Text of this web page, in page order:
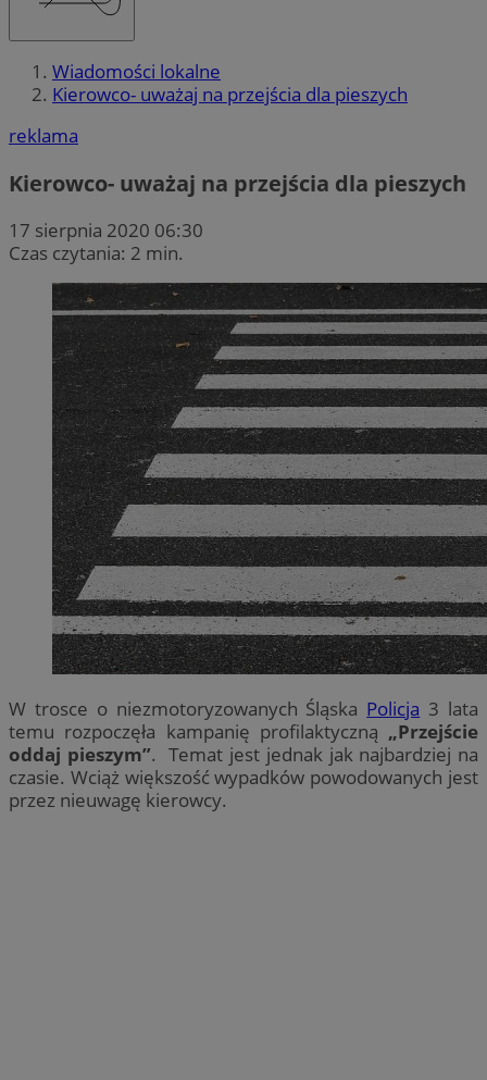
Wiadomości lokalne
Kierowco- uważaj na przejścia dla pieszych
reklama
Kierowco- uważaj na przejścia dla pieszych
17 sierpnia 2020 06:30
Czas czytania: 2 min.
W trosce o niezmotoryzowanych Śląska Policja 3 lata
temu rozpoczęła kampanię profilaktyczną „Przejście
oddaj pieszym”. Temat jest jednak jak najbardziej na
czasie. Wciąż większość wypadków powodowanych jest
przez nieuwagę kierowcy.